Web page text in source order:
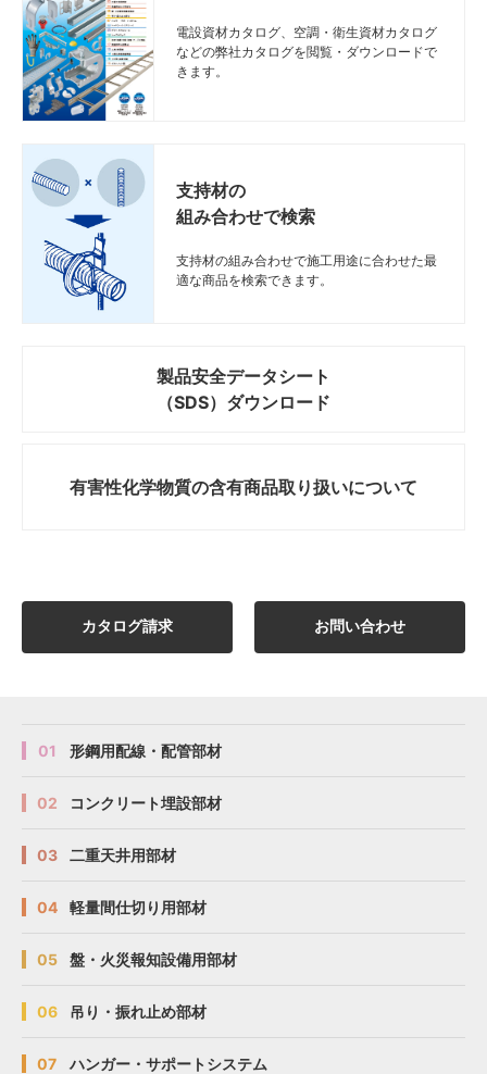
電設資材カタログ、空調・衛生資材カタログ
などの弊社カタログを閲覧・ダウンロードで
きます。
支持材の
組み合わせで検索
支持材の組み合わせで施工用途に合わせた最
適な商品を検索できます。
製品安全データシート
（SDS）ダウンロード
有害性化学物質の含有商品取り扱いについて
カタログ請求 お問い合わせ
01 形鋼用配線・配管部材
02 コンクリート埋設部材
03 二重天井用部材
04 軽量間仕切り用部材
05 盤・火災報知設備用部材
06 吊り・振れ止め部材
07 ハンガー・サポートシステム